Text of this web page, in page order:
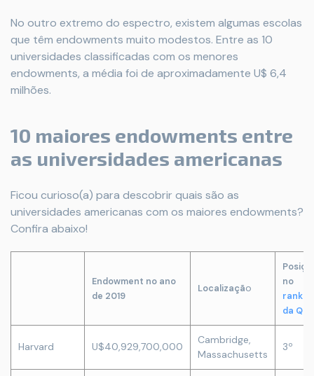
No outro extremo do espectro, existem algumas escolas
que têm endowments muito modestos. Entre as 10
universidades classificadas com os menores
endowments, a média foi de aproximadamente U$ 6,4
milhões.
10 maiores endowments entre
as universidades americanas
Ficou curioso(a) para descobrir quais são as
universidades americanas com os maiores endowments?
Confira abaixo!
Endowment no ano
de 2019
Localização
no
da QS
Harvard U$40,929,700,000
Cambridge,
Massachusetts
3º